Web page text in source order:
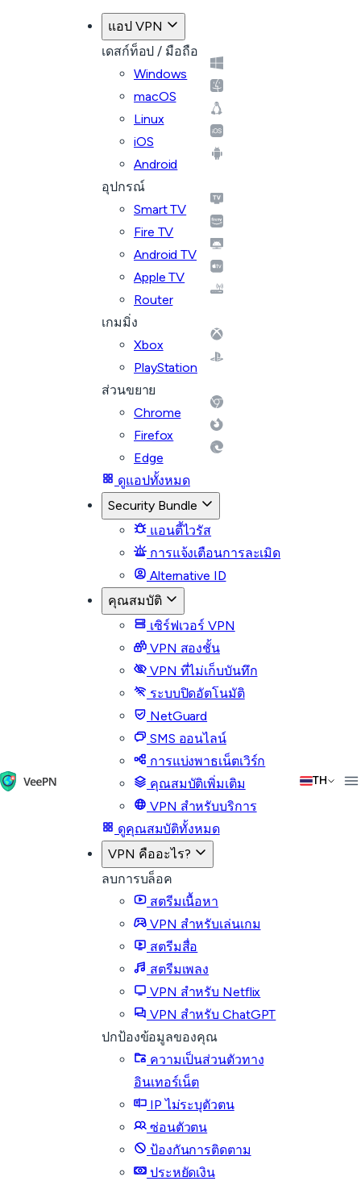
แอป VPN
เดสก์ท็อป / มือถือ
Windows
macOS
Linux
iOS
Android
อุปกรณ์
Smart TV
Fire TV
Android TV
Apple TV
Router
เกมมิ่ง
Xbox
PlayStation
ส่วนขยาย
Chrome
Firefox
Edge
ดูแอปทั้งหมด
Security Bundle
แอนตี้ไวรัส
การแจ้งเตือนการละเมิด
Alternative ID
คุณสมบัติ
เซิร์ฟเวอร์ VPN
VPN สองชั้น
VPN ที่ไม่เก็บบันทึก
ระบบปิดอัตโนมัติ
NetGuard
SMS ออนไลน์
การแบ่งพาธเน็ตเวิร์ก
คุณสมบัติเพิ่มเติม
VPN สำหรับบริการ
ดูคุณสมบัติทั้งหมด
VPN คืออะไร?
ลบการบล็อค
สตรีมเนื้อหา
VPN สำหรับเล่นเกม
สตรีมสื่อ
สตรีมเพลง
VPN สำหรับ Netflix
VPN สำหรับ ChatGPT
ปกป้องข้อมูลของคุณ
ความเป็นส่วนตัวทาง
อินเทอร์เน็ต
IP ไม่ระบุตัวตน
ซ่อนตัวตน
ป้องกันการติดตาม
ประหยัดเงิน
TH